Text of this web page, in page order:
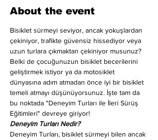
About the event
Bisiklet sürmeyi seviyor, ancak yokuşlardan
çekiniyor, trafikte güvensiz hissediyor veya
uzun turlara çıkmaktan çekiniyor musunuz?
Belki de çocuğunuzun bisiklet becerilerini
geliştirmek istiyor ya da motosiklet
dünyasına adım atmadan önce iyi bir bisiklet
temeli atmayı düşünüyorsunuz. İşte tam da
bu noktada "Deneyim Turları ile İleri Sürüş
Eğitimleri" devreye giriyor!
Deneyim Turları Nedir?
Deneyim Turları, bisiklet sürmeyi bilen ancak